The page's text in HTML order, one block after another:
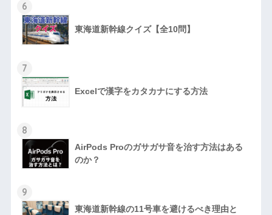
6
東海道新幹線クイズ【全10問】
7
Excelで漢字をカタカナにする方法
8
AirPods Proのガサガサ音を治す方法はある
のか？
9
東海道新幹線の11号車を避けるべき理由と